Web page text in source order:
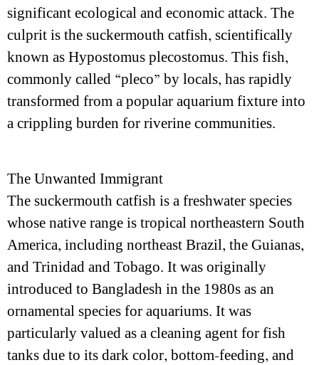
significant ecological and economic attack. The
culprit is the suckermouth catfish, scientifically
known as Hypostomus plecostomus. This fish,
commonly called “pleco” by locals, has rapidly
transformed from a popular aquarium fixture into
a crippling burden for riverine communities.
The Unwanted Immigrant
The suckermouth catfish is a freshwater species
whose native range is tropical northeastern South
America, including northeast Brazil, the Guianas,
and Trinidad and Tobago. It was originally
introduced to Bangladesh in the 1980s as an
ornamental species for aquariums. It was
particularly valued as a cleaning agent for fish
tanks due to its dark color, bottom-feeding, and